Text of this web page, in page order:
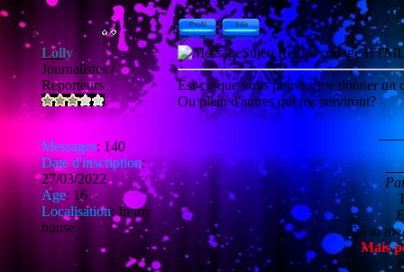
Lolly
Journalistes /
Reporteurs
Messages: 140
Date d'inscription:
27/03/2022
Age: 16
Localisation:In my
house
Sujet: Re: Le codage
Est-ce-que vous pouvez me donner
Ou plein d'autres qui me serviront?
Toi tu me
Mais